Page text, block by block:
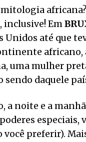
mitologia
inclusive! Em
Unidos até que
uma mulher
daquele
a noite e a
preferir).